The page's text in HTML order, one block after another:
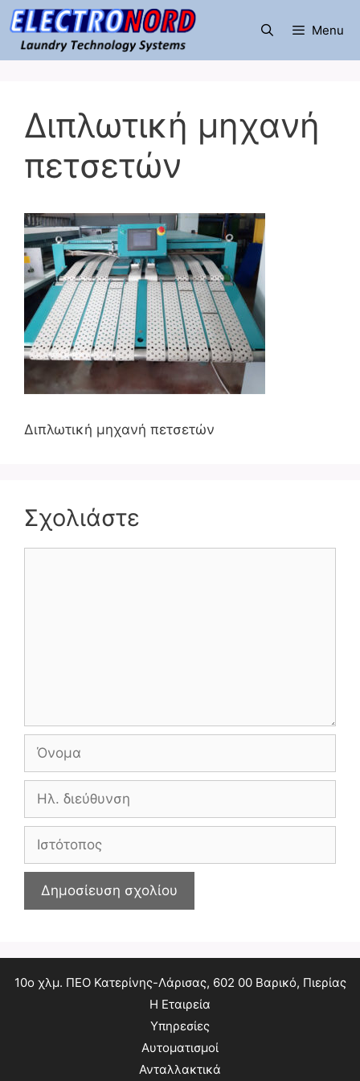
Μετάβαση
σε
περιεχόμενο
Menu
Διπλωτική μηχανή
πετσετών
Διπλωτική μηχανή πετσετών
Σχολιάστε
Όνομα
Ηλ.
Ιστότοπος
10ο χλμ. ΠΕΟ Κατερίνης-Λάρισας, 602 00 Βαρικό, Πιερίας
Η Εταιρεία
Υπηρεσίες
Αυτοματισμοί
Ανταλλακτικά